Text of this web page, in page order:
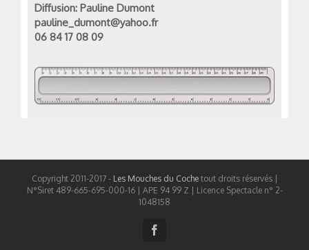
Diffusion: Pauline Dumont
pauline_dumont@yahoo.fr
06 84 17 08 09
Copyright 2011-2017 - Les Mouches du Cochetout droits réservés |
N°Siret 489-665-695-000-16 | APE 94 99 Z | Licence Spectacle n° 2-
1048158